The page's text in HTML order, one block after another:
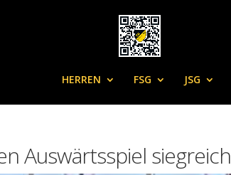
HERREN FSG JSG
Auswärtsspiel siegreich